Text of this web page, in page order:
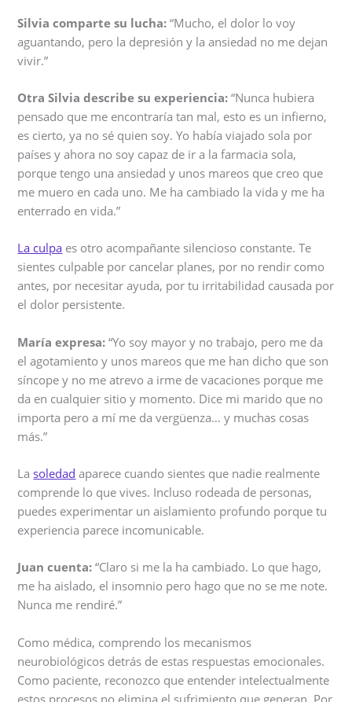
Silvia comparte su lucha: “Mucho, el dolor lo voy
aguantando, pero la depresión y la ansiedad no me dejan
vivir.”
Otra Silvia describe su experiencia: “Nunca hubiera
pensado que me encontraría tan mal, esto es un infierno,
es cierto, ya no sé quien soy. Yo había viajado sola por
países y ahora no soy capaz de ir a la farmacia sola,
porque tengo una ansiedad y unos mareos que creo que
me muero en cada uno. Me ha cambiado la vida y me ha
enterrado en vida.”
La culpa es otro acompañante silencioso constante. Te
sientes culpable por cancelar planes, por no rendir como
antes, por necesitar ayuda, por tu irritabilidad causada por
el dolor persistente.
María expresa: “Yo soy mayor y no trabajo, pero me da
el agotamiento y unos mareos que me han dicho que son
síncope y no me atrevo a irme de vacaciones porque me
da en cualquier sitio y momento. Dice mi marido que no
importa pero a mí me da vergüenza… y muchas cosas
más.”
Lasoledad aparece cuando sientes que nadie realmente
comprende lo que vives. Incluso rodeada de personas,
puedes experimentar un aislamiento profundo porque tu
experiencia parece incomunicable.
Juan cuenta: “Claro si me la ha cambiado. Lo que hago,
me ha aislado, el insomnio pero hago que no se me note.
Nunca me rendiré.”
Como médica, comprendo los mecanismos
neurobiológicos detrás de estas respuestas emocionales.
Como paciente, reconozco que entender intelectualmente
estos procesos no elimina el sufrimiento que generan. Por